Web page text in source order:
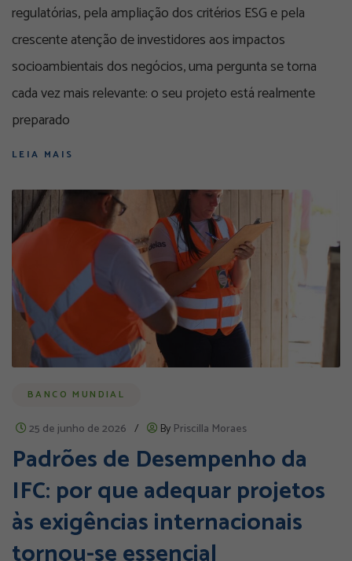
regulatórias, pela ampliação dos critérios ESG e pela
crescente atenção de investidores aos impactos
socioambientais dos negócios, uma pergunta se torna
cada vez mais relevante: o seu projeto está realmente
preparado
LEIA MAIS
BANCO MUNDIAL
25 de junho de 2026 / By Priscilla Moraes
Padrões de Desempenho da
IFC: por que adequar projetos
às exigências internacionais